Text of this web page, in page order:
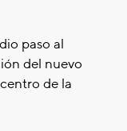
paso al
del nuevo
de la